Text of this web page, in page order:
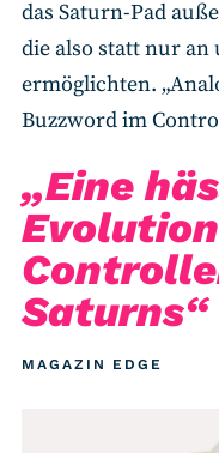
das Saturn-Pad
die also statt nur an
ermöglichten.
Buzzword im
„Eine
Saturns“
MAGAZIN EDGE